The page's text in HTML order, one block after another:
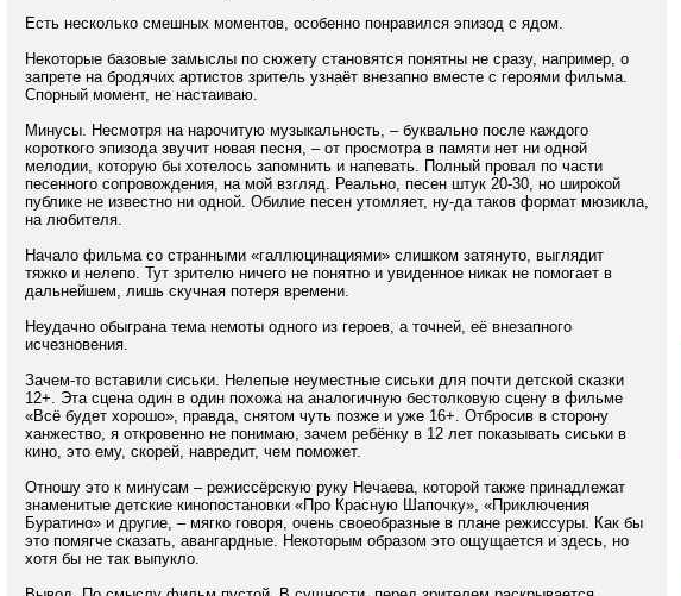
Есть несколько смешных моментов, особенно понравился эпизод с ядом.
Некоторые базовые замыслы по сюжету становятся понятны не сразу, например, о
запрете на бродячих артистов зритель узнаёт внезапно вместе с героями фильма.
Спорный момент, не настаиваю.
Минусы. Несмотря на нарочитую музыкальность, – буквально после каждого
короткого эпизода звучит новая песня, – от просмотра в памяти нет ни одной
мелодии, которую бы хотелось запомнить и напевать. Полный провал по части
песенного сопровождения, на мой взгляд. Реально, песен штук 20-30, но широкой
публике не известно ни одной. Обилие песен утомляет, ну-да таков формат мюзикла,
на любителя.
Начало фильма со странными «галлюцинациями» слишком затянуто, выглядит
тяжко и нелепо. Тут зрителю ничего не понятно и увиденное никак не помогает в
дальнейшем, лишь скучная потеря времени.
Неудачно обыграна тема немоты одного из героев, а точней, её внезапного
исчезновения.
Зачем-то вставили сиськи. Нелепые неуместные сиськи для почти детской сказки
12+. Эта сцена один в один похожа на аналогичную бестолковую сцену в фильме
«Всё будет хорошо», правда, снятом чуть позже и уже 16+. Отбросив в сторону
ханжество, я откровенно не понимаю, зачем ребёнку в 12 лет показывать сиськи в
кино, это ему, скорей, навредит, чем поможет.
Отношу это к минусам – режиссёрскую руку Нечаева, которой также принадлежат
знаменитые детские кинопостановки «Про Красную Шапочку», «Приключения
Буратино» и другие, – мягко говоря, очень своеобразные в плане режиссуры. Как бы
это помягче сказать, авангардные. Некоторым образом это ощущается и здесь, но
хотя бы не так выпукло.